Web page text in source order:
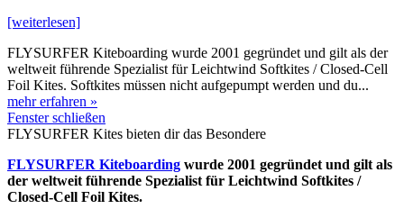
[weiterlesen]
FLYSURFER Kiteboarding wurde 2001 gegründet und gilt als der
weltweit führende Spezialist für Leichtwind Softkites / Closed-Cell
Foil Kites. Softkites müssen nicht aufgepumpt werden und du...
mehr erfahren »
Fenster schließen
FLYSURFER Kites bieten dir das Besondere
FLYSURFER Kiteboarding wurde 2001 gegründet und gilt als
der weltweit führende Spezialist für Leichtwind Softkites /
Closed-Cell Foil Kites.